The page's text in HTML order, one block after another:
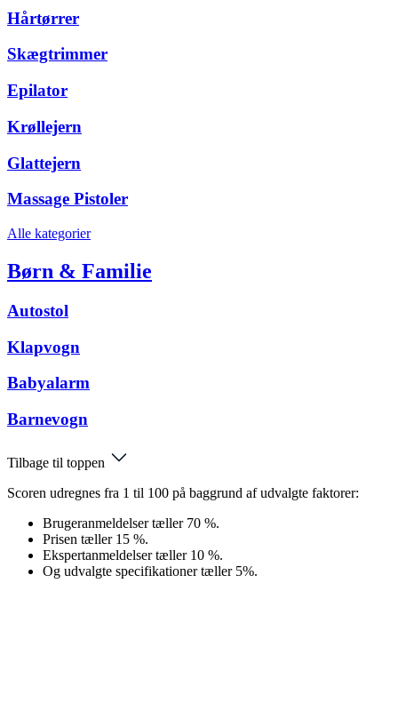
Hårtørrer
Skægtrimmer
Epilator
Krøllejern
Glattejern
Massage Pistoler
Alle kategorier
Børn & Familie
Autostol
Klapvogn
Babyalarm
Barnevogn
Tilbage til toppen
Scoren udregnes fra 1 til 100 på baggrund af udvalgte faktorer:
Brugeranmeldelser tæller 70 %.
Prisen tæller 15 %.
Ekspertanmeldelser tæller 10 %.
Og udvalgte specifikationer tæller 5%.